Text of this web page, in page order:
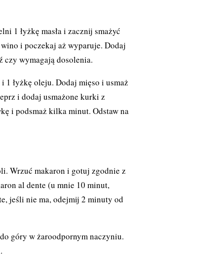
1 łyżkę masła i zacznij smażyć
i poczekaj aż wyparuje. Dodaj
czy wymagają dosolenia.
1 łyżkę oleju. Dodaj mięso i usmaż
i dodaj usmażone kurki z
i podsmaż kilka minut. Odstaw na
Wrzuć makaron i gotuj zgodnie z
al dente (u mnie 10 minut,
jeśli nie ma, odejmij 2 minuty od
góry w żaroodpornym naczyniu.